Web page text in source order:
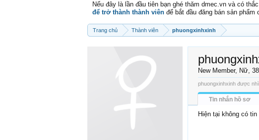
Nếu đây là lần đầu tiên bạn ghé thăm dmec.vn và có
để trở thành thành viên để bắt đầu đăng bán sản phẩm
Trang chủ Thành viên phuongxinhxinh
New Member, Nữ, 38
phuongxinhxinh được
Tin nhắn hồ sơ
Hiện tại không có